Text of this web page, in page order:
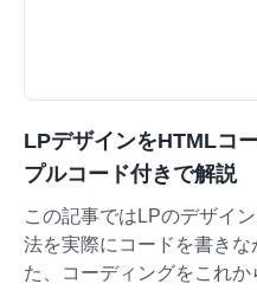
LPデザインをHTMLコ
プルコード付きで解説
この記事ではLPのデザイ
法を実際にコードを書きな
た、コーディングをこれ